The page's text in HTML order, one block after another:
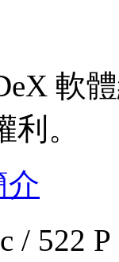
軟
。
介
/ 522